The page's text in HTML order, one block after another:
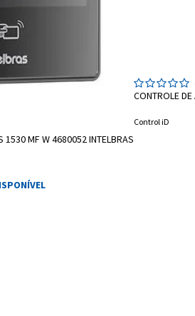
1530 MF W 4680052 INTELBRAS
CONTROLE
Control iD